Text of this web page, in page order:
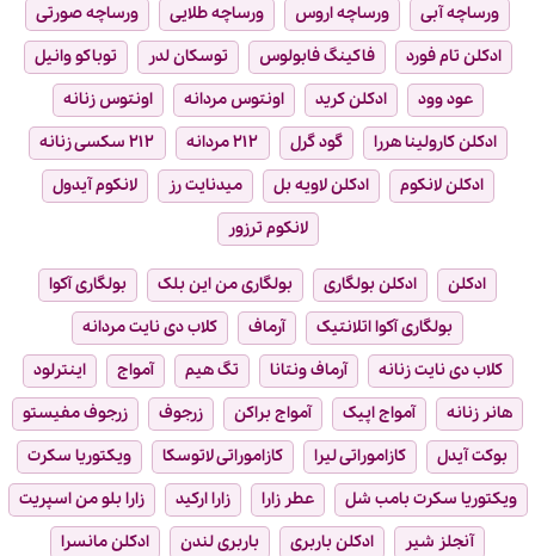
ورساچه آبی
ورساچه اروس ورساچه طلایی
ورساچه صورتی
ادکلن تام فورد
فاکینگ فابولوس توسکان لدر
توباکو وانیل
عود وود
ادکلن کرید اونتوس مردانه
اونتوس زنانه
ادکلن کارولینا هررا
گود گرل ۲۱۲ مردانه
۲۱۲ سکسی زنانه
ادکلن لانکوم
ادکلن لاویه بل میدنایت رز
لانکوم آیدول
لانکوم ترزور
ادکلن ادکلن بولگاری بولگاری من این بلک
بولگاری آکوا
بولگاری آکوا اتلانتیک
آرماف
کلاب دی نایت مردانه
کلاب دی نایت زنانه
آرماف ونتانا تگ هیم آمواج
اینترلود
هانر زنانه
آمواج اپیک آمواج براکن زرجوف
زرجوف مفیستو
بوکت آیدل
کازاموراتی لیرا کازاموراتی لاتوسکا
ویکتوریا سکرت
ویکتوریا سکرت بامب شل
عطر زارا زارا ارکید
زارا بلو من اسپریت
آنجلز شیر
ادکلن باربری باربری لندن
ادکلن مانسرا